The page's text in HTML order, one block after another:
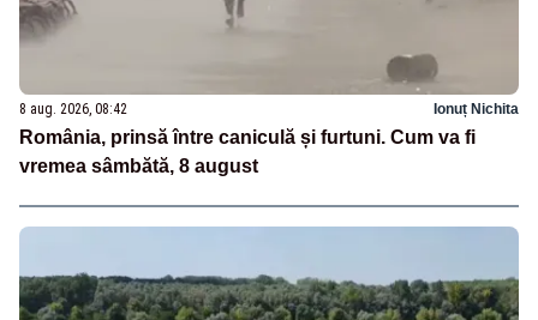
8 aug. 2026, 08:42 Ionuț Nichita
România, prinsă între caniculă și furtuni. Cum va fi
vremea sâmbătă, 8 august